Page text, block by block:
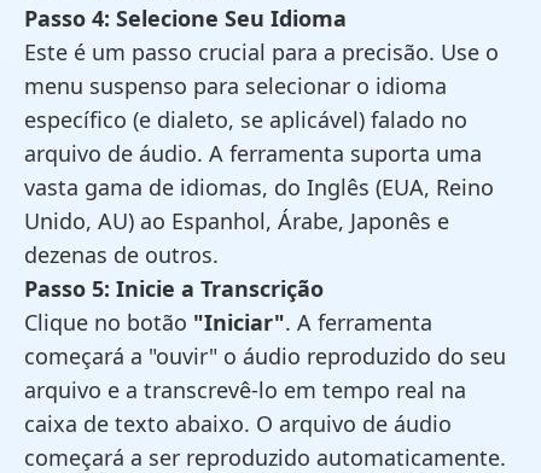
Passo 4: Selecione Seu Idioma
Este é um passo crucial para a precisão. Use o
menu suspenso para selecionar o idioma
específico (e dialeto, se aplicável) falado no
arquivo de áudio. A ferramenta suporta uma
vasta gama de idiomas, do Inglês (EUA, Reino
Unido, AU) ao Espanhol, Árabe, Japonês e
dezenas de outros.
Passo 5: Inicie a Transcrição
Clique no botão "Iniciar". A ferramenta
começará a "ouvir" o áudio reproduzido do seu
arquivo e a transcrevê-lo em tempo real na
caixa de texto abaixo. O arquivo de áudio
começará a ser reproduzido automaticamente.